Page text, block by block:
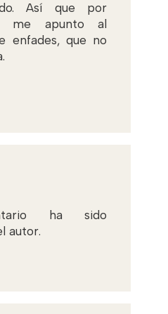
Así que por
me apunto al
enfades, que no
ha sido
autor.